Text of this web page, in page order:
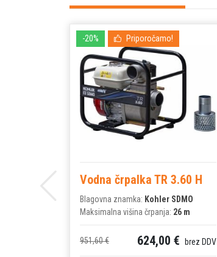
Vodna črpalka TR 3.60 H
Blagovna znamka: Kohler SDMO
Maksimalna višina črpanja: 26 m
951,60 € 624,00 € brez DDV
-20% Priporočamo!